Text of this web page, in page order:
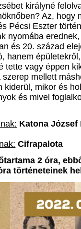
királyné
Az, hogy
Pécsi Eszter
nyomába
és 20. század
hanem
tette vagy éppen
mellett
kiderül, mikor és
és mivel
Katona József
Cifrapalota
2 óra,
történeteinek